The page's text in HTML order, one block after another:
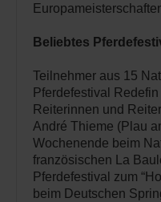
Beliebtes
Teilnehmer aus 15
Pferdefestival
Reiterinnen und
André Thieme (Plau
Wochenende beim
französischen La
Pferdefestival zum
beim Deutschen